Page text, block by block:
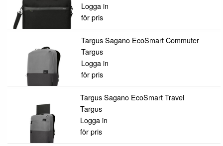
Logga in
för pris
Targus Sagano EcoSmart Commuter
Targus
Logga in
för pris
Targus Sagano EcoSmart Travel
Targus
Logga in
för pris